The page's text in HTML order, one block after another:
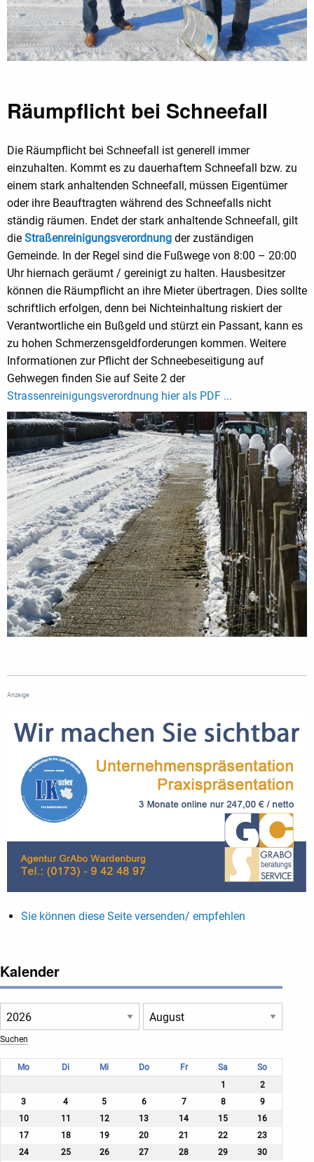
Räumpflicht bei Schneefall
Die Räumpflicht bei Schneefall ist generell immer
einzuhalten. Kommt es zu dauerhaftem Schneefall bzw. zu
einem stark anhaltenden Schneefall, müssen Eigentümer
oder ihre Beauftragten während des Schneefalls nicht
ständig räumen. Endet der stark anhaltende Schneefall, gilt
die Straßenreinigungsverordnung der zuständigen
Gemeinde. In der Regel sind die Fußwege von 8:00 – 20:00
Uhr hiernach geräumt / gereinigt zu halten. Hausbesitzer
können die Räumpflicht an ihre Mieter übertragen. Dies sollte
schriftlich erfolgen, denn bei Nichteinhaltung riskiert der
Verantwortliche ein Bußgeld und stürzt ein Passant, kann es
zu hohen Schmerzensgeldforderungen kommen. Weitere
Informationen zur Pflicht der Schneebeseitigung auf
Gehwegen finden Sie auf Seite 2 der
Strassenreinigungsverordnung hier als PDF ...
Anzeige
Sie können diese Seite versenden/ empfehlen
Kalender
Mo Di Mi Do Fr Sa
So
1
2
3
4 5 6 7 8
9
10
11 12 13 14 15
16
17
18 19 20 21 22
23
24
25 26 27 28 29 30